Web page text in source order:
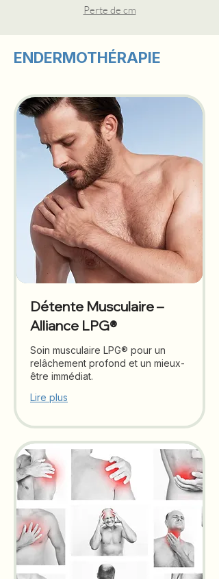
Perte de cm
ENDERMOTHÉRAPIE
Détente Musculaire –
Alliance LPG®
Soin musculaire LPG® pour un
relâchement profond et un mieux-
être immédiat.
Lire plus